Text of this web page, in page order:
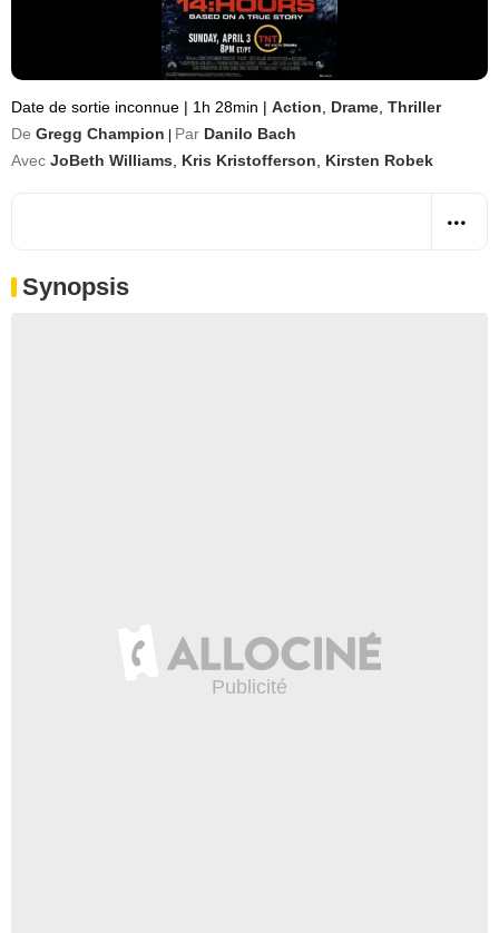
Date de sortie inconnue | 1h 28min | Action Drame Thriller
De Gregg Champion Par Danilo Bach
Avec JoBeth Williams Kris Kristofferson Kirsten Robek
Synopsis